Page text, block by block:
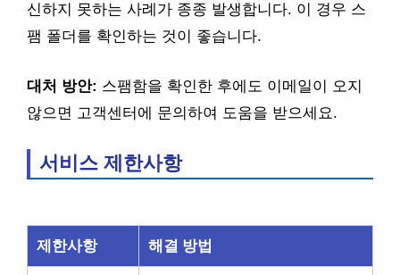
신하지 못하는 사례가 종종 발생합니다. 이 경우 스
팸 폴더를 확인하는 것이 좋습니다.
대처 방안: 스팸함을 확인한 후에도 이메일이 오지
않으면 고객센터에 문의하여 도움을 받으세요.
서비스 제한사항
제한사항 해결 방법